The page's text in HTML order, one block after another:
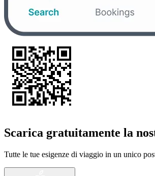
Scarica gratuitamente la
Tutte le tue esigenze di viaggio in un unico